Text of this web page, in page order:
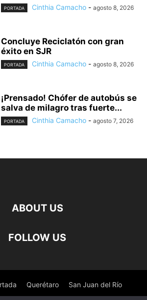
PORTADA Cinthia Camacho - agosto 8, 2026
Concluye Reciclatón con gran
éxito en SJR
PORTADA Cinthia Camacho - agosto 8, 2026
¡Prensado! Chófer de autobús se
salva de milagro tras fuerte...
PORTADA Cinthia Camacho - agosto 7, 2026
ABOUT US
FOLLOW US
Querétaro San Juan del Río